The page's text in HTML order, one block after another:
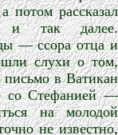
потом рассказал
и так далее.
— ссора отца и
слухи о том,
письмо в Ватикан
со Стефанией —
на молодой
не известно,